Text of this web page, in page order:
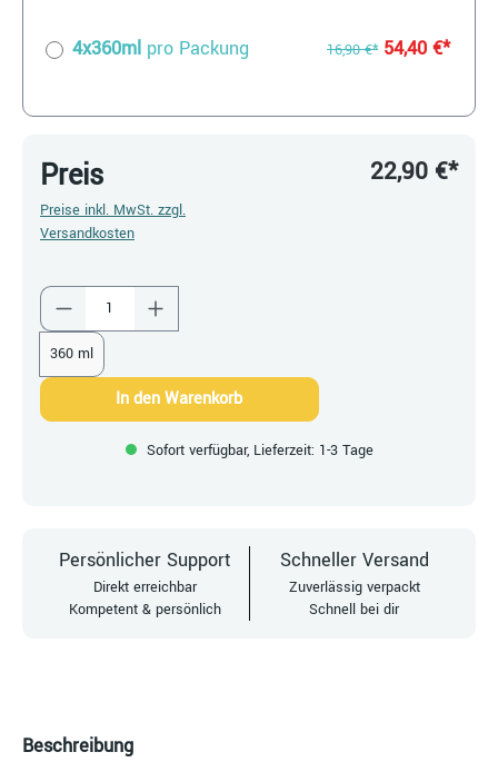
4x360ml pro Packung 16,90 €* 54,40 €*
Preis
Preise inkl. MwSt. zzgl.
Versandkosten
22,90 €*
Produkt Anzahl: Gib den gewünschten Wert
360 ml
In den Warenkorb
Sofort verfügbar, Lieferzeit: 1-3 Tage
Persönlicher Support
Direkt erreichbar
Kompetent & persönlich
Schneller Versand
Zuverlässig verpackt
Schnell bei dir
Beschreibung